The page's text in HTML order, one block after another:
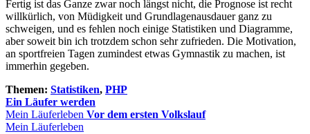
Fertig ist das Ganze zwar noch längst nicht, die Prognose ist recht
willkürlich, von Müdigkeit und Grundlagenausdauer ganz zu
schweigen, und es fehlen noch einige Statistiken und Diagramme,
aber soweit bin ich trotzdem schon sehr zufrieden. Die Motivation,
an sportfreien Tagen zumindest etwas Gymnastik zu machen, ist
immerhin gegeben.
Themen: Statistiken, PHP
Ein Läufer werden
Mein Läuferleben Vor dem ersten Volkslauf
Mein Läuferleben